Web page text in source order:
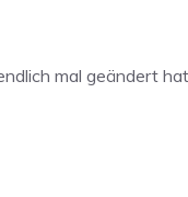
mal geändert